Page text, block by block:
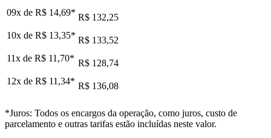
09x de R$ 14,69* R$ 132,25
10x de R$ 13,35* R$ 133,52
11x de R$ 11,70* R$ 128,74
12x de R$ 11,34* R$ 136,08
*Juros: Todos os encargos da operação, como juros, custo de
parcelamento e outras tarifas estão incluídas neste valor.